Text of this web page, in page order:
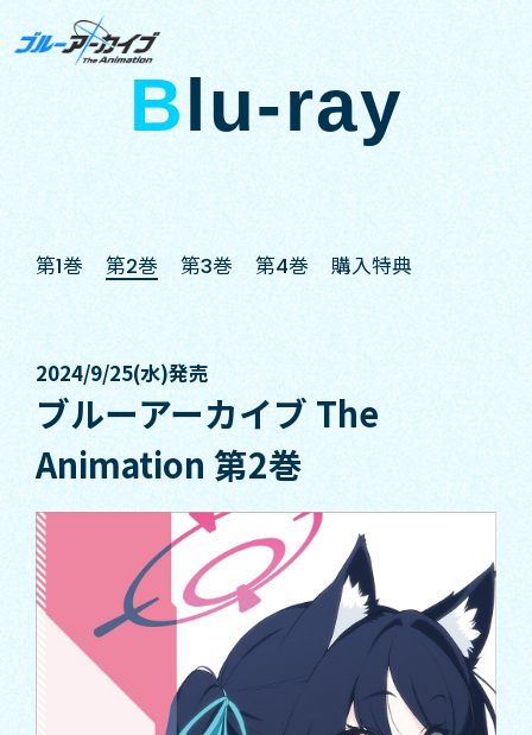
Blu-ray
第1巻 第2巻 第3巻 第4巻 購入特典
2024/9/25(水)発売
ブルーアーカイブ The
Animation 第2巻